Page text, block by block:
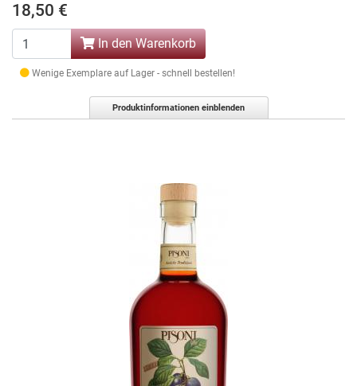
18,50 €
In den Warenkorb
Wenige Exemplare auf Lager - schnell bestellen!
Produktinformationen einblenden